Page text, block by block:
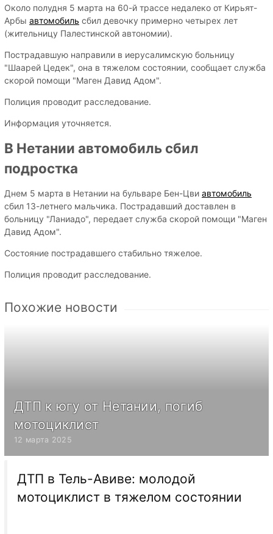
Около полудня 5 марта на 60-й трассе недалеко от Кирьят-
Арбы автомобиль сбил девочку примерно четырех лет
(жительницу Палестинской автономии).
Пострадавшую направили в иерусалимскую больницу
"Шаарей Цедек", она в тяжелом состоянии, сообщает служба
скорой помощи "Маген Давид Адом".
Полиция проводит расследование.
Информация уточняется.
В Нетании автомобиль сбил
подростка
Днем 5 марта в Нетании на бульваре Бен-Цви автомобиль
сбил 13-летнего мальчика. Пострадавший доставлен в
больницу "Ланиадо", передает служба скорой помощи "Маген
Давид Адом".
Состояние пострадавшего стабильно тяжелое.
Полиция проводит расследование.
Похожие новости
ДТП к югу от Нетании, погиб
мотоциклист
12 марта 2025
ДТП в Тель-Авиве: молодой
мотоциклист в тяжелом состоянии